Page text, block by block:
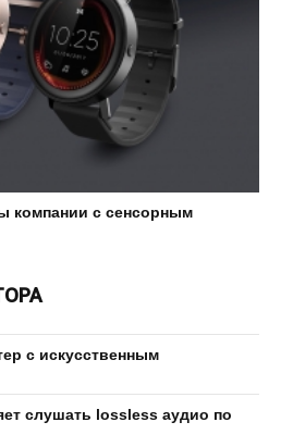
компании с сенсорным
с искусственным
слушать lossless аудио по